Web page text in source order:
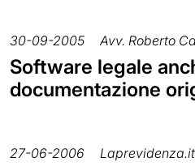
30-09-2005 Avv. Roberto
Software legale
documentazione
27-06-2006 Laprevidenza.it